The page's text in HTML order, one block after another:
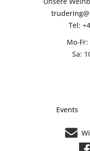
Tel:
Mo-
Sa:
Events